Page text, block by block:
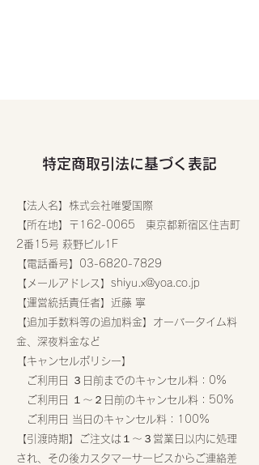
特定商取引法に基づく表記
【法人名】株式会社唯愛国際
【所在地】〒162-0065 東京都新宿区住吉町
2番15号 萩野ビル1F
【電話番号】03-6820-7829
【メールアドレス】 shiyu.x@yoa.co.jp
【運営統括責任者】​近藤 寧
【追加手数料等の追加料金】オーバータイム料
金、深夜料金など
【キャンセルポリシー】
ご利用日 ３日前までのキャンセル料：0%
ご利用日 １〜２日前のキャンセル料：50%
ご利用日 当日のキャンセル料：100%
【引渡時期】ご注文は１～３営業日以内に処理
され、その後カスタマーサービスからご連絡差